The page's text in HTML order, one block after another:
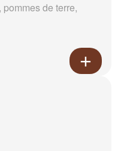
de terre,